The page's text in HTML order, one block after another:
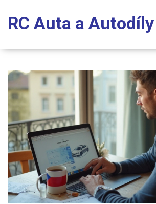
RC Auta a Autodíly